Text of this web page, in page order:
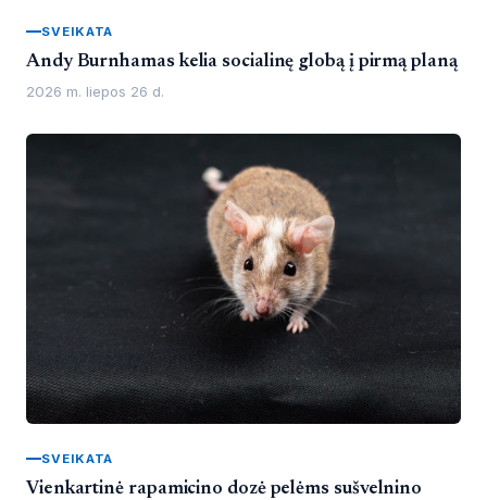
SVEIKATA
Andy Burnhamas kelia socialinę globą į pirmą planą
2026 m. liepos 26 d.
SVEIKATA
Vienkartinė rapamicino dozė pelėms sušvelnino